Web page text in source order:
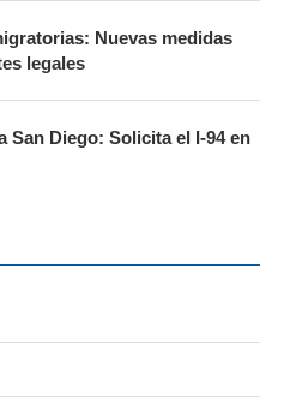
Nuevas medidas
legales
San Diego: Solicita el I-94 en